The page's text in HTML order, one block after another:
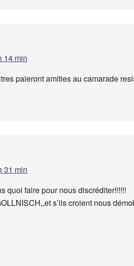
14 min
paieront amities au camarade
31 min
quoi faire pour nous discréditer!!!!!!
s’ils croient nous